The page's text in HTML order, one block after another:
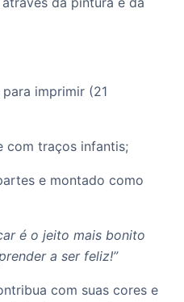
imprimir (21
com traços infantis;
e montado como
é o jeito mais bonito
a ser feliz!”
com suas cores e